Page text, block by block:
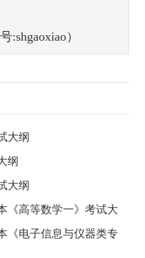
）
大纲
纲
大纲
《高等数学一》考试大
《电子信息与仪器类专